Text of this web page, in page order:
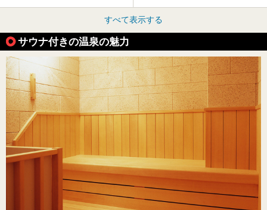
すべて表示する
サウナ付きの温泉の魅力